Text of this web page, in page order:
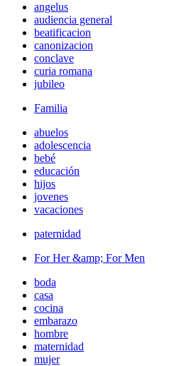
angelus
audiencia general
beatificacion
canonizacion
conclave
curia romana
jubileo
Familia
abuelos
adolescencia
bebé
educación
hijos
jovenes
vacaciones
paternidad
For Her &amp; For Men
boda
casa
cocina
embarazo
hombre
maternidad
mujer